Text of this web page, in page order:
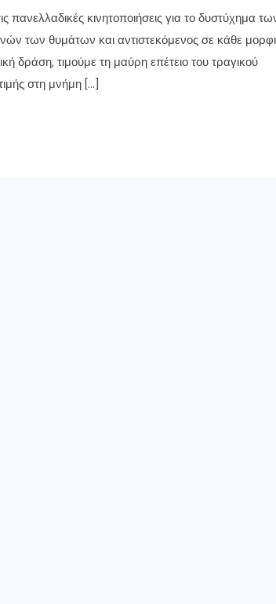
κινητοποιήσεις για το δυστύχημα
των θυμάτων και αντιστεκόμενος σε κάθε
δράση, τιμούμε τη μαύρη επέτειο του τραγικού
στη μνήμη […]